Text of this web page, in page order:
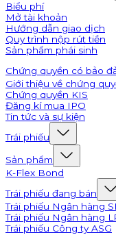
Biểu phí
Mở tài khoản
Hướng dẫn giao dịch
Quy trình nộp rút tiền
Sản phẩm phái sinh
Chứng quyền có bảo
Giới thiệu về chứng
Chứng quyền KIS
Đăng kí mua IPO
Tin tức và sự kiện
Trái phiếu
Sản phẩm
K-Flex Bond
Trái phiếu đang bán
Trái phiếu Ngân hàng
Trái phiếu Ngân hàng
Trái phiếu Công ty ASG